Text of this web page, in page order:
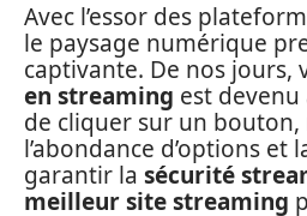
Avec l’essor des
le paysage numérique
captivante. De nos jours,
en streaming est
de cliquer sur un bouton,
l’abondance d’options et
garantir la sécurité
meilleur site streaming